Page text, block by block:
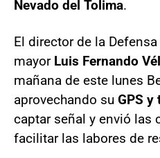
Nevado del Tolima.
El director de la
mayor Luis Fernando
mañana de este lunes
aprovechando su GPS y
captar señal y envió las
facilitar las labores de